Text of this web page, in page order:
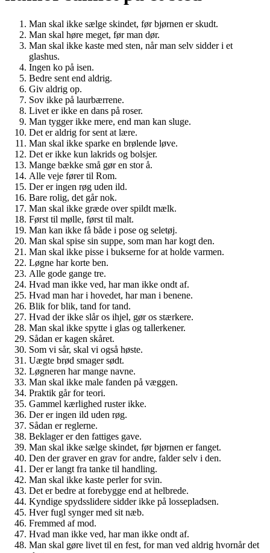
Man skal ikke sælge skindet, før bjørnen er skudt.
Man skal høre meget, før man dør.
Man skal ikke kaste med sten, når man selv sidder i et
glashus.
Ingen ko på isen.
Bedre sent end aldrig.
Giv aldrig op.
Sov ikke på laurbærrene.
Livet er ikke en dans på roser.
Man tygger ikke mere, end man kan sluge.
Det er aldrig for sent at lære.
Man skal ikke sparke en brølende løve.
Det er ikke kun lakrids og bolsjer.
Mange bække små gør en stor å.
Alle veje fører til Rom.
Der er ingen røg uden ild.
Bare rolig, det går nok.
Man skal ikke græde over spildt mælk.
Først til mølle, først til malt.
Man kan ikke få både i pose og seletøj.
Man skal spise sin suppe, som man har kogt den.
Man skal ikke pisse i bukserne for at holde varmen.
Løgne har korte ben.
Alle gode gange tre.
Hvad man ikke ved, har man ikke ondt af.
Hvad man har i hovedet, har man i benene.
Blik for blik, tand for tand.
Hvad der ikke slår os ihjel, gør os stærkere.
Man skal ikke spytte i glas og tallerkener.
Sådan er kagen skåret.
Som vi sår, skal vi også høste.
Uægte brød smager sødt.
Løgneren har mange navne.
Man skal ikke male fanden på væggen.
Praktik går for teori.
Gammel kærlighed ruster ikke.
Der er ingen ild uden røg.
Sådan er reglerne.
Beklager er den fattiges gave.
Man skal ikke sælge skindet, før bjørnen er fanget.
Den der graver en grav for andre, falder selv i den.
Der er langt fra tanke til handling.
Man skal ikke kaste perler for svin.
Det er bedre at forebygge end at helbrede.
Kyndige spydsslidere sidder ikke på lossepladsen.
Hver fugl synger med sit næb.
Fremmed af mod.
Hvad man ikke ved, har man ikke ondt af.
Man skal gøre livet til en fest, for man ved aldrig hvornår det